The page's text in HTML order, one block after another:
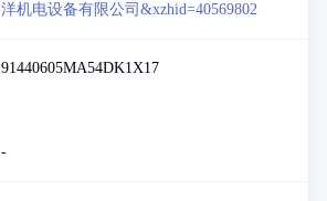
洋机电设备有限公司&xzhid=40569802
91440605MA54DK1X17
-